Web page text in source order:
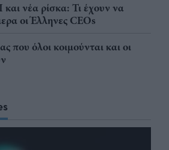
νέα ρίσκα: Τι έχουν να
οι Έλληνες CEOs
που όλοι κοιμούνται και οι